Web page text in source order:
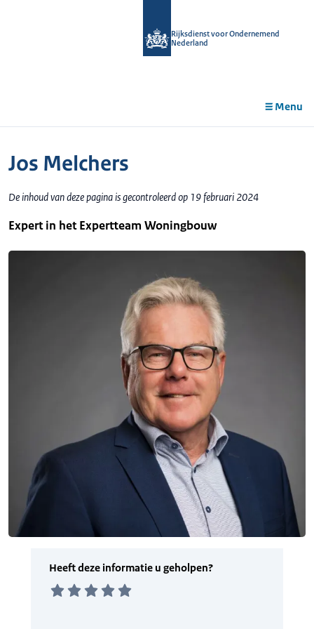
Rijksdienst voor Ondernemend
Nederland
Menu
Jos Melchers
De inhoud van deze pagina is gecontroleerd op 19 februari 2024
Expert in het Expertteam Woningbouw